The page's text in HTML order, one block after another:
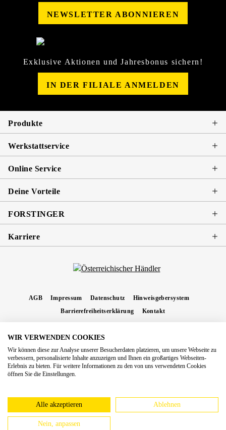
NEWSLETTER ABONNIEREN
Exklusive Aktionen und Jahresbonus sichern!
IN DER FILIALE ANMELDEN
Produkte
Werkstattservice
Online Service
Deine Vorteile
FORSTINGER
Karriere
AGB Impressum Datenschutz
Hinweisgebersystem
Barrierefreiheitserklärung
Kontakt
Nachnahmegebühren, wenn nicht anders angegeben.
Copyright 2026 Forstinger Österreich GmbH
Königstetter Straße 128 - 134/OG3, 3430 Tulln
europäschen Online-Streitbeilegungs-Plattform hinzuweisen: webgate.ec.europa.eu/odr
WIR VERWENDEN COOKIES
Wir können diese zur Analyse unserer Besucherdaten platzieren, um unsere Webseite zu
verbessern, personalisierte Inhalte anzuzeigen und Ihnen ein großartiges Webseiten-
Erlebnis zu bieten. Für weitere Informationen zu den von uns verwendeten Cookies
öffnen Sie die Einstellungen.
Alle akzeptieren Ablehnen
Nein, anpassen